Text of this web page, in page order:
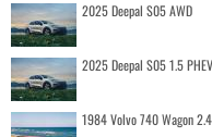
2025 Deepal S05 AWD
2025 Deepal S05 1.5 PHEV
1984 Volvo 740 Wagon